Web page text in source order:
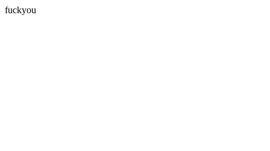
fuckyou